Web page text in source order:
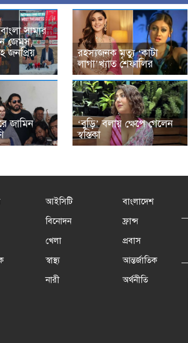
বাংলা সামার
জেমস,
জনপ্রিয়
রহস্যজনক মৃত্যু ‘কাটা
লাগা’খ্যাত শেফালির
জামিন
‘বুড়ি’ বলায় ক্ষেপে গেলেন
স্বস্তিকা
আইসিটি
বিনোদন
খেলা
স্বাস্থ্য
নারী
বাংলাদেশ
ফ্রান্স
প্রবাস
আন্তর্জাতিক
অর্থনীতি